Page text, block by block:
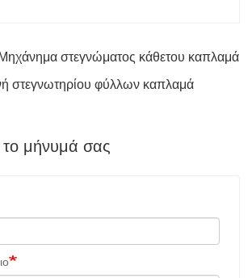
στεγνώματος κάθετου καπλαμά
στεγνωτηρίου φύλλων καπλαμά
το μήνυμά σας